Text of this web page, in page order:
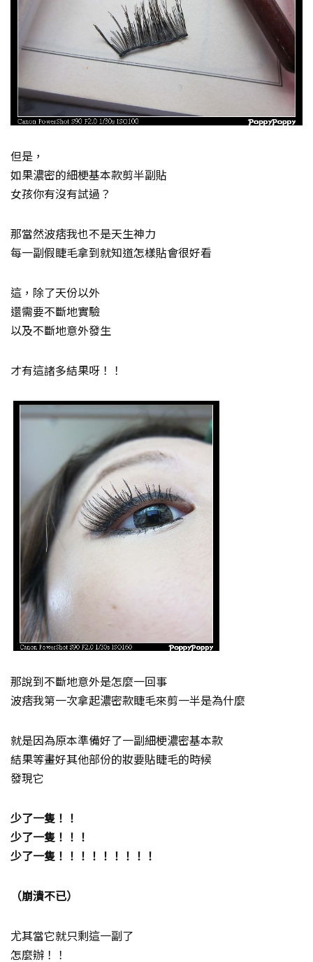
但是，
如果濃密的細梗基本款剪半副貼
女孩你有沒有試過？
那當然波痞我也不是天生神力
每一副假睫毛拿到就知道怎樣貼會很好看
這，除了天份以外
還需要不斷地實驗
以及不斷地意外發生
才有這諸多結果呀！！
那說到不斷地意外是怎麼一回事
波痞我第一次拿起濃密款睫毛來剪一半是為什麼
就是因為原本準備好了一副細梗濃密基本款
結果等畫好其他部份的妝要貼睫毛的時候
發現它
少了一隻！！
少了一隻！！！
少了一隻！！！！！！！！！
（崩潰不已）
尤其當它就只剩這一副了
怎麼辦！！